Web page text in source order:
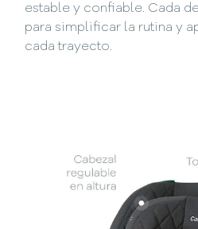
estable y confiable. Cada
para simplificar la rutina y
cada trayecto.